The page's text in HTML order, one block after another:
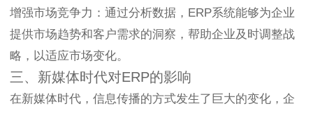
增强市场竞争力：通过分析数据，ERP系统能够为企业
提供市场趋势和客户需求的洞察，帮助企业及时调整战
略，以适应市场变化。
三、新媒体时代对ERP的影响
在新媒体时代，信息传播的方式发生了巨大的变化，企